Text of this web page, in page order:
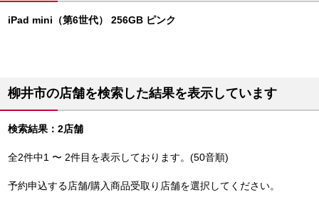
iPad mini（第6世代） 256GB ピンク
柳井市の店舗を検索した結果を表示しています
検索結果：2店舗
全2件中1 〜 2件目を表示しております。(50音順)
予約申込する店舗/購入商品受取り店舗を選択してください。